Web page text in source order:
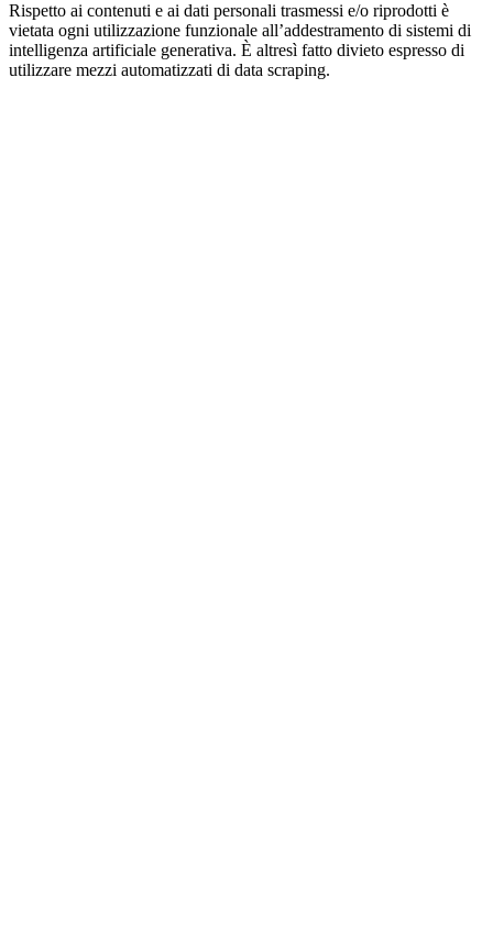
Rispetto ai contenuti e ai dati personali trasmessi e/o riprodotti è
vietata ogni utilizzazione funzionale all’addestramento di sistemi di
intelligenza artificiale generativa. È altresì fatto divieto espresso di
utilizzare mezzi automatizzati di data scraping.